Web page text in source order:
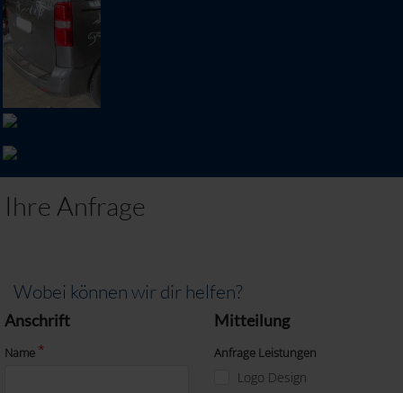
Ihre Anfrage
Wobei können wir dir helfen?
Anschrift
Name
Mitteilung
Anfrage Leistungen
Logo Design